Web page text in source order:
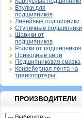
Втулки для
подшипников
Линейные подшипники
Ступичные подшипники
Шарики от
подшипников
Ролики от подшипников
Приводные цепи
Подшипниковая смазка
Конвейерная лента на
транспортеры
ПРОИЗВОДИТЕЛИ